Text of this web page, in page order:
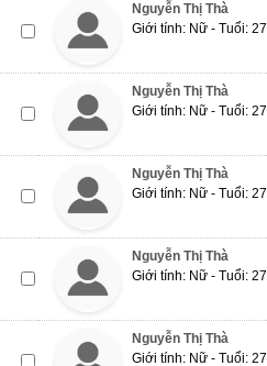
Nguyễn Thị Thà
Giới tính: Nữ - Tuổi: 27
Nguyễn Thị Thà
Giới tính: Nữ - Tuổi: 27
Nguyễn Thị Thà
Giới tính: Nữ - Tuổi: 27
Nguyễn Thị Thà
Giới tính: Nữ - Tuổi: 27
Nguyễn Thị Thà
Giới tính: Nữ - Tuổi: 27